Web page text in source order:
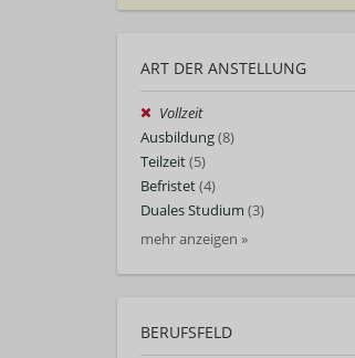
ART DER ANSTELLUNG
Vollzeit
Ausbildung(8)
Teilzeit(5)
Befristet(4)
Duales Studium (3)
mehr anzeigen »
BERUFSFELD